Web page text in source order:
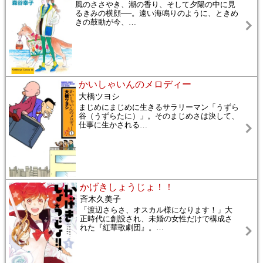
風のささやき、潮の香り、そして夕陽の中に見
るきみの横顔──。遠い海鳴りのように、ときめ
きの鼓動が今、 …
かいしゃいんのメロディー
大橋ツヨシ
まじめにまじめに生きるサラリーマン「うずら
谷（うずらたに）」。そのまじめさは決して、
仕事に生かされる…
かげきしょうじょ！！
斉木久美子
「渡辺さらさ、オスカル様になります！」大
正時代に創設され、未婚の女性だけで構成さ
れた『紅華歌劇団』。 …